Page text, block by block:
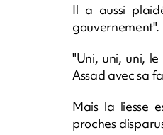
Il a aussi
gouvernement".
"Uni, uni, uni,
Assad avec sa
Mais la liesse
proches